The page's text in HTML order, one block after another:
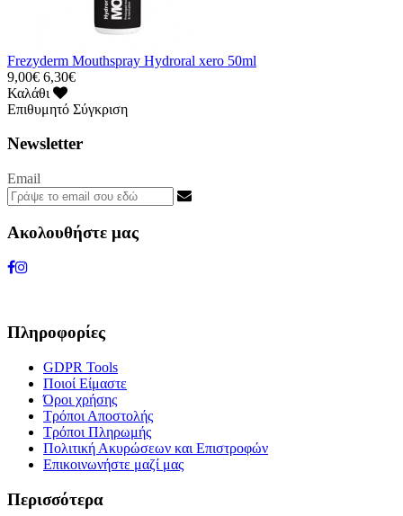
Frezyderm Mouthspray Hydroral xero 50ml
9,00€ 6,30€
Καλάθι
Επιθυμητό Σύγκριση
Newsletter
Email
Ακολουθήστε μας
Πληροφορίες
GDPR Tools
Ποιοί Είμαστε
Όροι χρήσης
Τρόποι Αποστολής
Τρόποι Πληρωμής
Πολιτική Ακυρώσεων και Επιστροφών
Επικοινωνήστε μαζί μας
Περισσότερα